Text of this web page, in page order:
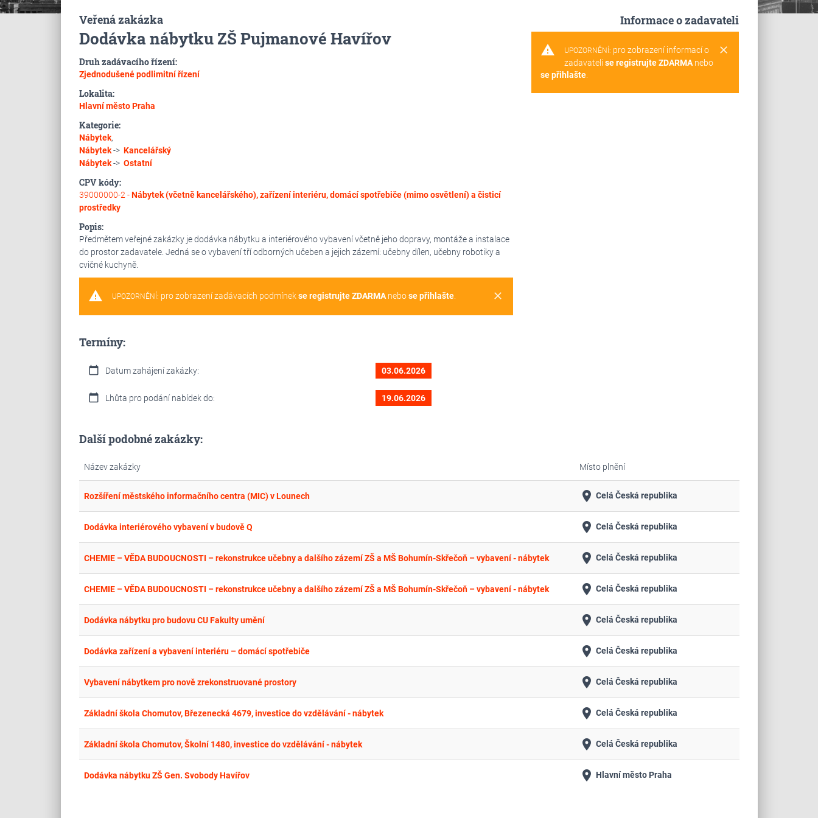
Veřená zakázka
Dodávka nábytku ZŠ Pujmanové Havířov
Druh zadávacího řízení:
Zjednodušené podlimitní řízení
Lokalita:
Hlavní město Praha
Kategorie:
Nábytek,
Nábytek-> Kancelářský
Nábytek-> Ostatní
CPV kódy:
39000000-2 -Nábytek (včetně kancelářského), zařízení interiéru, domácí spotřebiče (mimo osvětlení) a čisticí
prostředky
Popis:
Předmětem veřejné zakázky je dodávka nábytku a interiérového vybavení včetně jeho dopravy, montáže a instalace
do prostor zadavatele. Jedná se o vybavení tří odborných učeben a jejich zázemí: učebny dílen, učebny robotiky a
cvičné kuchyně.
warning clear
UPOZORNĚNÍ: pro zobrazení zadávacích podmínekse registrujte ZDARMAnebose přihlašte.
Termíny:
calendar_today Datum zahájení zakázky: 03.06.2026
calendar_today Lhůta pro podání nabídek do: 19.06.2026
Informace o zadavateli
warning clear
UPOZORNĚNÍ: pro zobrazení informací o
zadavateli se registrujte ZDARMAnebo
se přihlašte.
Další podobné zakázky:
Název zakázky Místo plnění
Rozšíření městského informačního centra (MIC) v Lounech place Celá Česká republika
Dodávka interiérového vybavení v budově Q place Celá Česká republika
CHEMIE – VĚDA BUDOUCNOSTI – rekonstrukce učebny a dalšího zázemí ZŠ a MŠ Bohumín-Skřečoň – vybavení - nábytek place Celá Česká republika
CHEMIE – VĚDA BUDOUCNOSTI – rekonstrukce učebny a dalšího zázemí ZŠ a MŠ Bohumín-Skřečoň – vybavení - nábytek place Celá Česká republika
Dodávka nábytku pro budovu CU Fakulty umění place Celá Česká republika
Dodávka zařízení a vybavení interiéru – domácí spotřebiče place Celá Česká republika
Vybavení nábytkem pro nově zrekonstruované prostory place Celá Česká republika
Základní škola Chomutov, Březenecká 4679, investice do vzdělávání - nábytek place Celá Česká republika
Základní škola Chomutov, Školní 1480, investice do vzdělávání - nábytek place Celá Česká republika
Dodávka nábytku ZŠ Gen. Svobody Havířov place Hlavní město Praha